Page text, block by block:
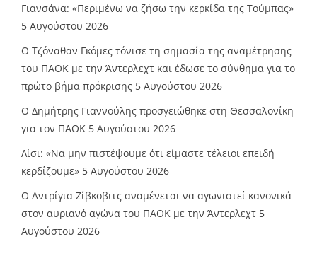
Γιανσάνα: «Περιμένω να ζήσω την κερκίδα της Τούμπας»
5 Αυγούστου 2026
Ο Τζόναθαν Γκόμες τόνισε τη σημασία της αναμέτρησης
του ΠΑΟΚ με την Άντερλεχτ και έδωσε το σύνθημα για το
πρώτο βήμα πρόκρισης 5 Αυγούστου 2026
Ο Δημήτρης Γιαννούλης προσγειώθηκε στη Θεσσαλονίκη
για τον ΠΑΟΚ 5 Αυγούστου 2026
Λίσι: «Να μην πιστέψουμε ότι είμαστε τέλειοι επειδή
κερδίζουμε» 5 Αυγούστου 2026
Ο Αντρίγια Ζίβκοβιτς αναμένεται να αγωνιστεί κανονικά
στον αυριανό αγώνα του ΠΑΟΚ με την Άντερλεχτ 5
Αυγούστου 2026